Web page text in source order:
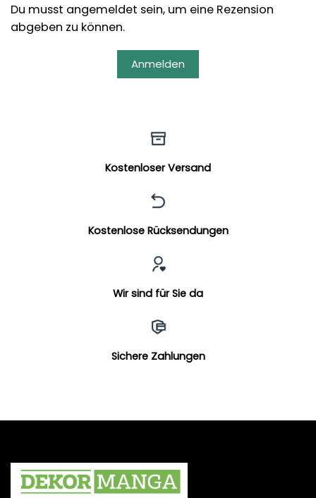
Du musst angemeldet sein, um eine Rezension
abgeben zu können.
Anmelden
Kostenloser Versand
Kostenlose Rücksendungen
Wir sind für Sie da
Sichere Zahlungen